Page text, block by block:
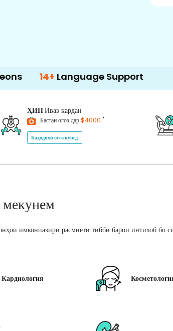
Language Support 500+
ҲИПИваз кардан
Бастаи оғоз дар$4000 *
Баҳодиҳӣ оғоз кунед
имконпазири расмиёти тиббӣ барои интихоб бо
Кардиология